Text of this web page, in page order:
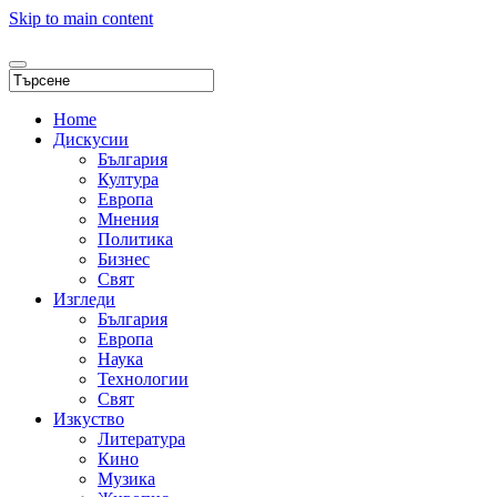
Skip to main content
Home
Дискусии
България
Култура
Европа
Мнения
Политика
Бизнес
Свят
Изгледи
България
Европа
Наука
Технологии
Свят
Изкуство
Литература
Кино
Музика